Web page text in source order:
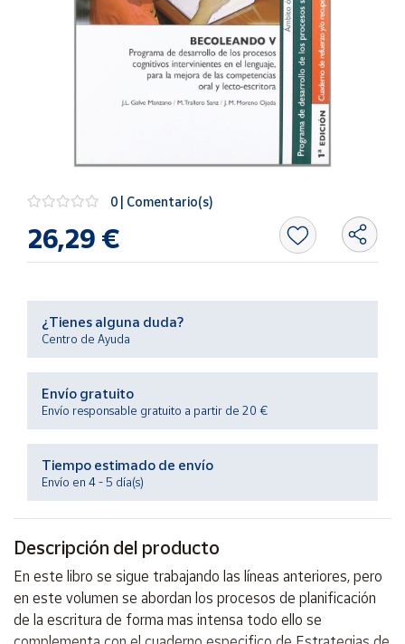
populares
novedades
Market
Productos
Solidarios
Ayuda
Centro
de ayuda
Contacto
Vendedores
Mapa de
vendedores
Hazte
vendedor
Área
vendedor
0 | Comentario(s)
26,29 €
¿Tienes alguna duda?
Centro de Ayuda
Envío gratuito
Envío responsable gratuito a partir de 20 €
Tiempo estimado de envío
Envío en 4 - 5 día(s)
Descripción del producto
En este libro se sigue trabajando las líneas anteriores, pero
en este volumen se abordan los procesos de planificación
de la escritura de forma mas intensa todo ello se